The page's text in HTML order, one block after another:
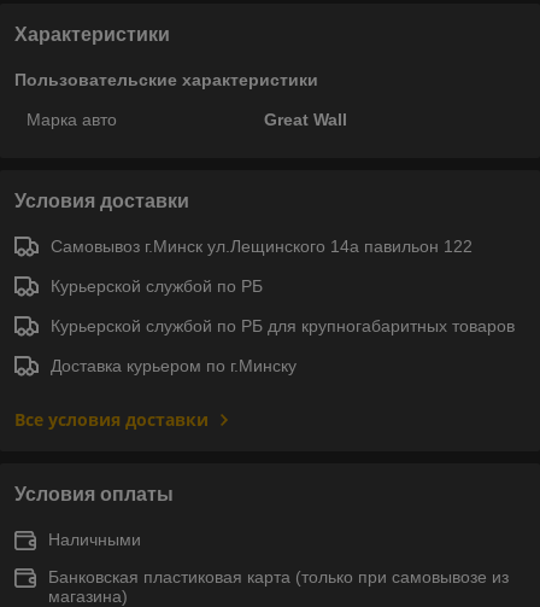
Характеристики
Пользовательские характеристики
Марка авто Great Wall
Условия доставки
Самовывоз г.Минск ул.Лещинского 14а павильон 122
Курьерской службой по РБ
Курьерской службой по РБ для крупногабаритных товаров
Доставка курьером по г.Минску
Все условия доставки
Условия оплаты
Наличными
Банковская пластиковая карта (только при самовывозе из
магазина)